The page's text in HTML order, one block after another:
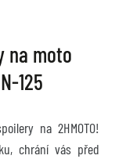
na moto
125
na 2HMOTO!
chrání vás před